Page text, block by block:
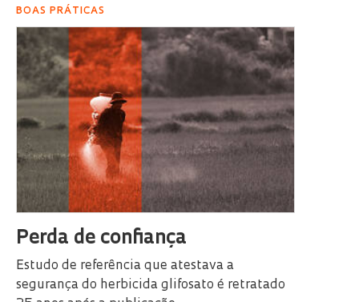
BOAS PRÁTICAS
Perda de confiança
Estudo de referência que atestava a
segurança do herbicida glifosato é retratado